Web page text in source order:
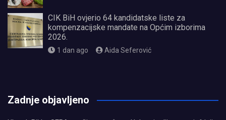
CIK BiH ovjerio 64 kandidatske liste za
kompenzacijske mandate na Općim izborima
2026.
1 dan ago Aida Seferović
Zadnje objavljeno